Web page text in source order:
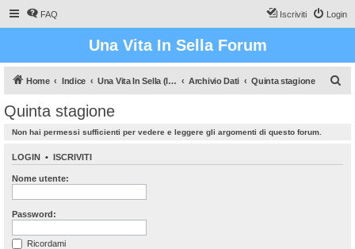
FAQ Login
Iscriviti
Una Vita In Sella Forum
Home Indice Una Vita In Sella (Il gioco che vi farà sudare!) Archivio Dati Quinta stagione
Quinta stagione
Non hai permessi sufficienti per vedere e leggere gli argomenti di questo forum.
LOGIN • ISCRIVITI
Nome utente:
Password:
Ricordami